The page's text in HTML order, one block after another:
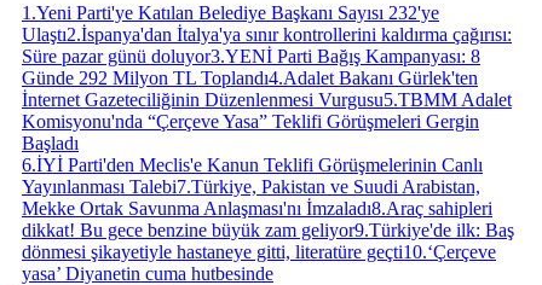
1 .Yeni Parti'ye Katılan Belediye Başkanı Sayısı 232'ye
Ulaştı2.İspanya'dan İtalya'ya sınır kontrollerini kaldırma çağırısı:
Süre pazar günü doluyor3.YENİ Parti Bağış Kampanyası: 8
Günde 292 Milyon TL Toplandı4.Adalet Bakanı Gürlek'ten
İnternet Gazeteciliğinin Düzenlenmesi Vurgusu5.TBMM Adalet
Komisyonu'nda “Çerçeve Yasa” Teklifi Görüşmeleri Gergin
Başladı
6.İYİ Parti'den Meclis'e Kanun Teklifi Görüşmelerinin Canlı
Yayınlanması Talebi7.Türkiye, Pakistan ve Suudi Arabistan,
Mekke Ortak Savunma Anlaşması'nı İmzaladı8.Araç sahipleri
dikkat! Bu gece benzine büyük zam geliyor9.Türkiye'de ilk: Baş
dönmesi şikayetiyle hastaneye gitti, literatüre geçti10.‘Çerçeve
yasa’ Diyanetin cuma hutbesinde